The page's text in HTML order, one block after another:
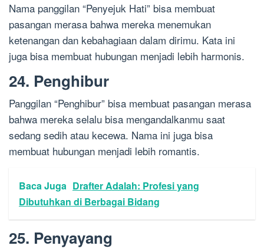
Nama panggilan “Penyejuk Hati” bisa membuat
pasangan merasa bahwa mereka menemukan
ketenangan dan kebahagiaan dalam dirimu. Kata ini
juga bisa membuat hubungan menjadi lebih harmonis.
24. Penghibur
Panggilan “Penghibur” bisa membuat pasangan merasa
bahwa mereka selalu bisa mengandalkanmu saat
sedang sedih atau kecewa. Nama ini juga bisa
membuat hubungan menjadi lebih romantis.
Baca Juga Drafter Adalah: Profesi yang
Dibutuhkan di Berbagai Bidang
25. Penyayang